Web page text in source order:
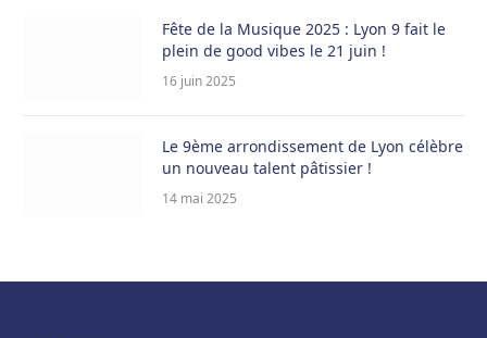
Fête de la Musique 2025 : Lyon 9 fait le
plein de good vibes le 21 juin !
16 juin 2025
Le 9ème arrondissement de Lyon célèbre
un nouveau talent pâtissier !
14 mai 2025